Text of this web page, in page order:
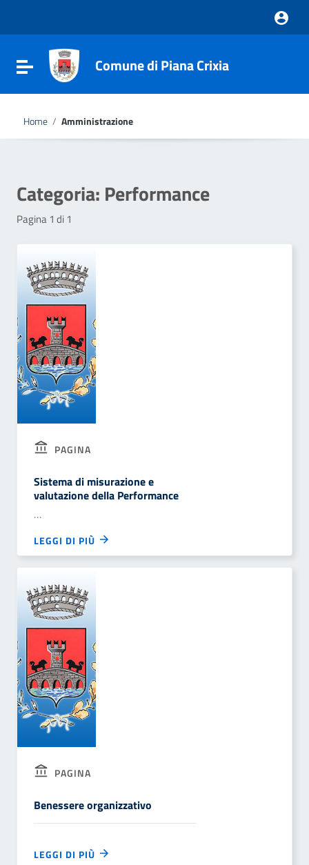
Vai al footer
Attiva / disattiva la navigazione
Comune di Piana Crixia
Home / Amministrazione
Categoria: Performance
Pagina 1 di 1
PAGINA
Sistema di misurazione e
valutazione della Performance
…
LEGGI DI PIÙ
PAGINA
Benessere organizzativo
LEGGI DI PIÙ